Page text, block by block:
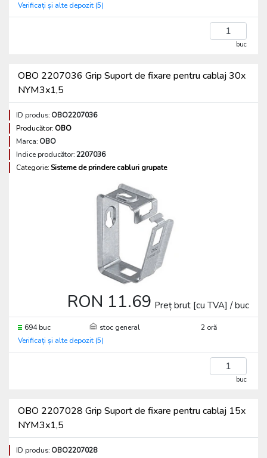
Verificați și alte depozit (5)
buc
OBO 2207036 Grip Suport de fixare pentru cablaj 30x
NYM3x1,5
ID produs: OBO2207036
Producător: OBO
Marca: OBO
Indice producător:2207036
Categorie:Sisteme de prindere cabluri grupate
RON 11.69 Preț brut [cu TVA] / buc
694 buc stoc general
2 oră
Verificați și alte depozit (5)
buc
OBO 2207028 Grip Suport de fixare pentru cablaj 15x
NYM3x1,5
ID produs: OBO2207028